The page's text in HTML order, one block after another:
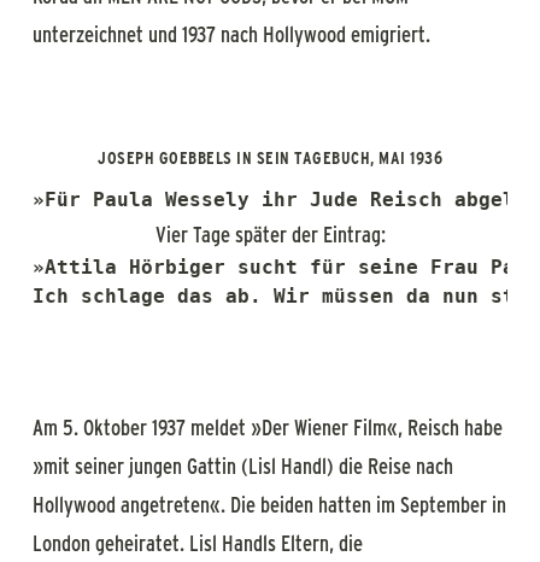
unterzeichnet und 1937 nach Hollywood emigriert.
JOSEPH GOEBBELS IN SEIN TAGEBUCH, MAI 1936
Vier Tage später der Eintrag:
»Attila Hörbiger sucht für seine Frau
Ich schlage das ab. Wir müssen da nun
Am 5. Oktober 1937 meldet »Der Wiener Film«, Reisch habe
»mit seiner jungen Gattin (Lisl Handl) die Reise nach
Hollywood angetreten«. Die beiden hatten im September in
London geheiratet. Lisl Handls Eltern, die